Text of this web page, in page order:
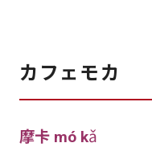
カフェモカ
摩卡 mó kǎ